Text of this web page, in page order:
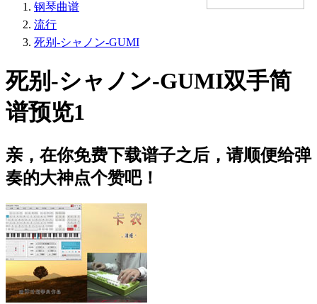
钢琴曲谱
流行
死别-シャノン-GUMI
死别-シャノン-GUMI双手简
谱预览1
亲，在你免费下载谱子之后，请顺便给弹
奏的大神点个赞吧！